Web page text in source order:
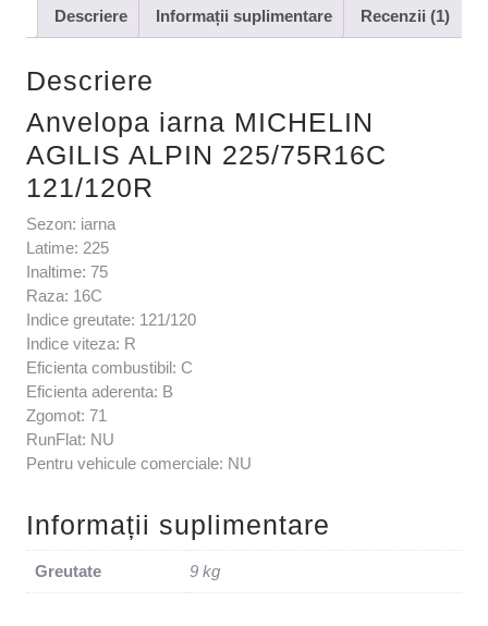
Descriere Informații suplimentare Recenzii (1)
Descriere
Anvelopa iarna MICHELIN
AGILIS ALPIN 225/75R16C
121/120R
Sezon: iarna
Latime: 225
Inaltime: 75
Raza: 16C
Indice greutate: 121/120
Indice viteza: R
Eficienta combustibil: C
Eficienta aderenta: B
Zgomot: 71
RunFlat: NU
Pentru vehicule comerciale: NU
Informații suplimentare
Greutate 9 kg